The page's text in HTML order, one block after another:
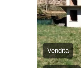
Vendita